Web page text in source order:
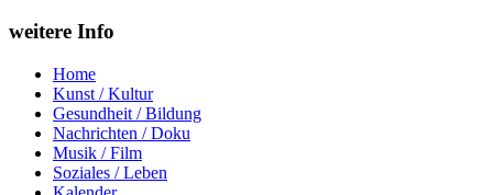
weitere Info
Home
Kunst / Kultur
Gesundheit / Bildung
Nachrichten / Doku
Musik / Film
Soziales / Leben